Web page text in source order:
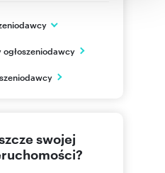
swojej